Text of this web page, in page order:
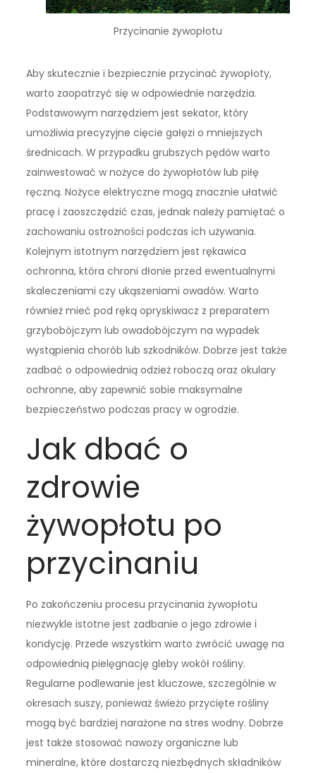
Przycinanie żywopłotu
Aby skutecznie i bezpiecznie przycinać żywopłoty,
warto zaopatrzyć się w odpowiednie narzędzia.
Podstawowym narzędziem jest sekator, który
umożliwia precyzyjne cięcie gałęzi o mniejszych
średnicach. W przypadku grubszych pędów warto
zainwestować w nożyce do żywopłotów lub piłę
ręczną. Nożyce elektryczne mogą znacznie ułatwić
pracę i zaoszczędzić czas, jednak należy pamiętać o
zachowaniu ostrożności podczas ich używania.
Kolejnym istotnym narzędziem jest rękawica
ochronna, która chroni dłonie przed ewentualnymi
skaleczeniami czy ukąszeniami owadów. Warto
również mieć pod ręką opryskiwacz z preparatem
grzybobójczym lub owadobójczym na wypadek
wystąpienia chorób lub szkodników. Dobrze jest także
zadbać o odpowiednią odzież roboczą oraz okulary
ochronne, aby zapewnić sobie maksymalne
bezpieczeństwo podczas pracy w ogrodzie.
Jak dbać o
zdrowie
żywopłotu po
przycinaniu
Po zakończeniu procesu przycinania żywopłotu
niezwykle istotne jest zadbanie o jego zdrowie i
kondycję. Przede wszystkim warto zwrócić uwagę na
odpowiednią pielęgnację gleby wokół rośliny.
Regularne podlewanie jest kluczowe, szczególnie w
okresach suszy, ponieważ świeżo przycięte rośliny
mogą być bardziej narażone na stres wodny. Dobrze
jest także stosować nawozy organiczne lub
mineralne, które dostarczą niezbędnych składników